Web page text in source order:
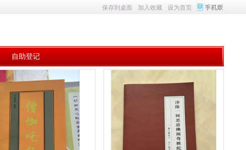
保存到桌面 加入收藏 设为首页
自助登记